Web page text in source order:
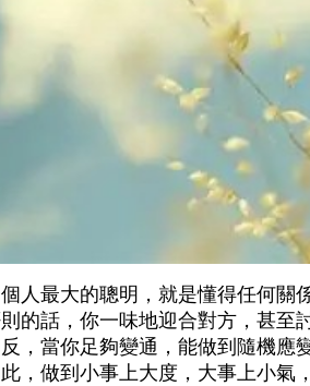
人最大的聰明，就是懂得任何關
的話，你一味地迎合對方，甚至
，當你足夠變通，能做到隨機應
，做到小事上大度，大事上小氣